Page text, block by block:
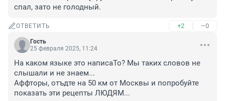
спал, зато не голодный.
ОТВЕТИТЬ +2 –0
Гость
25 февраля 2025, 11:24
На каком языке это написаТо? Мы таких словов не
слышали и не знаем...
Аффторы, отъдте на 50 км от Москвы и попробуйте
показать эти рецепты ЛЮДЯМ...